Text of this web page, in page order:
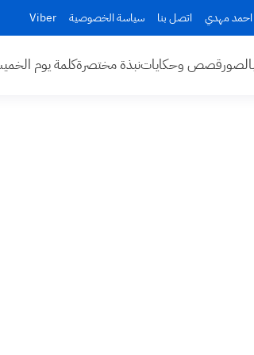
احمد مهدي اتصل بنا سياسة الخصوصية Viber
قصص وحكاياتنبذة مختصرةكلمة يوم